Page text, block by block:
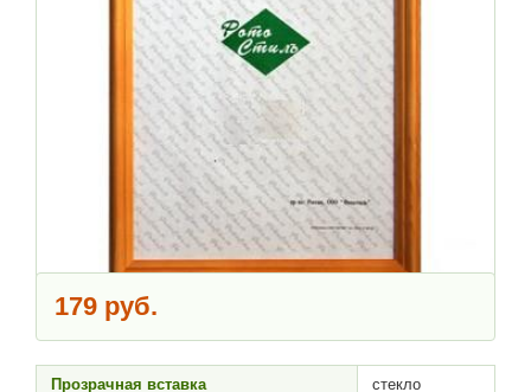
179 руб.
Прозрачная вставка стекло